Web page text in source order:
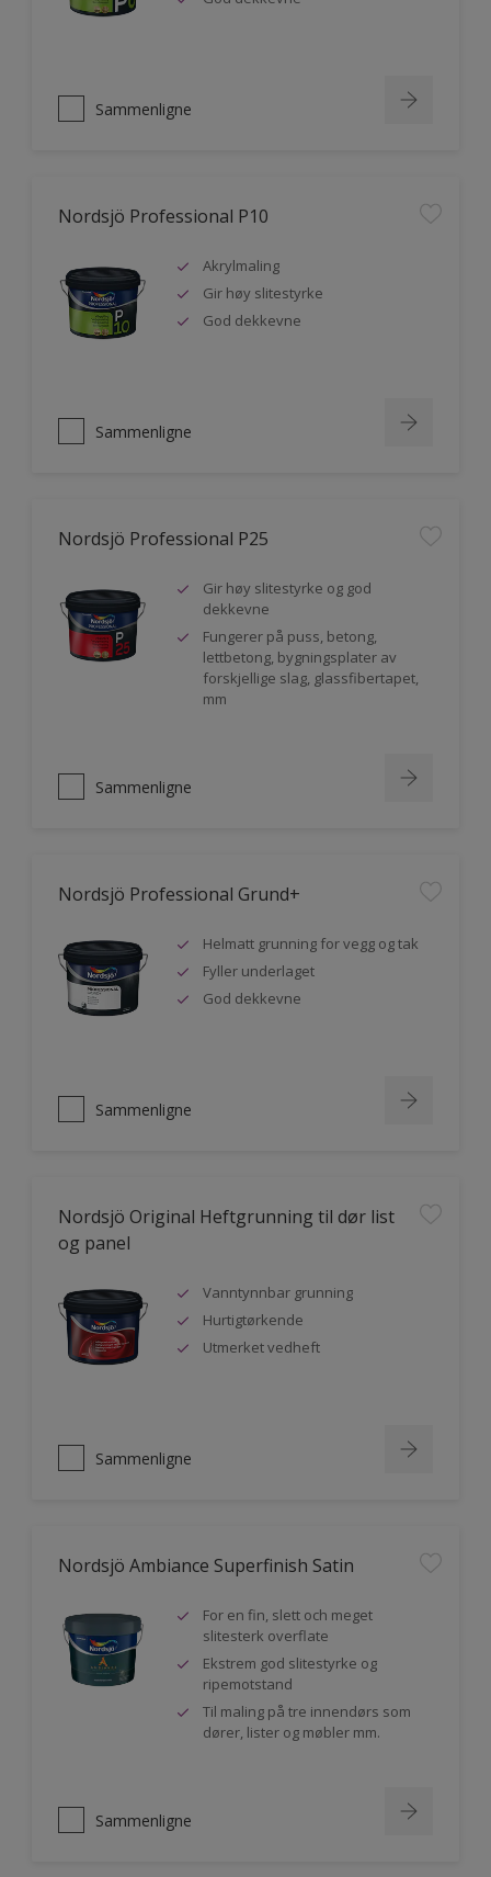
Sammenligne
Nordsjö Professional P10
Akrylmaling
Gir høy slitestyrke
God dekkevne
Sammenligne
Nordsjö Professional P25
Gir høy slitestyrke og god
dekkevne
Fungerer på puss, betong,
lettbetong, bygningsplater av
forskjellige slag, glassfibertapet,
mm
Sammenligne
Nordsjö Professional Grund+
Helmatt grunning for vegg og tak
Fyller underlaget
God dekkevne
Sammenligne
Nordsjö Original Heftgrunning til dør list
og panel
Vanntynnbar grunning
Hurtigtørkende
Utmerket vedheft
Sammenligne
Nordsjö Ambiance Superfinish Satin
For en fin, slett och meget
slitesterk overflate
Ekstrem god slitestyrke og
ripemotstand
Til maling på tre innendørs som
dører, lister og møbler mm.
Sammenligne